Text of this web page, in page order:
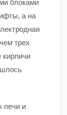
блоками
а на
трех
кирпичи
печи и